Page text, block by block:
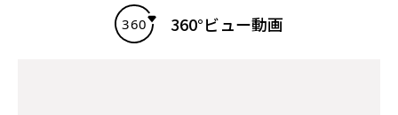
360°ビュー動画